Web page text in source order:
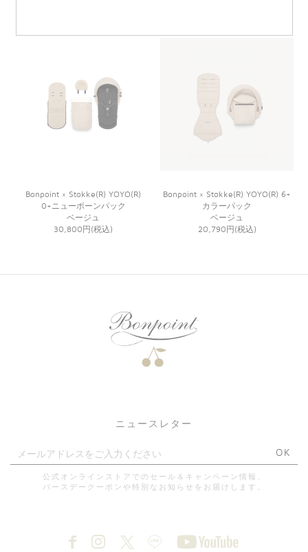
Bonpoint × Stokke(R) YOYO(R)
0+ニューボーンパック
ベージュ
30,800円(税込)
Bonpoint × Stokke(R) YOYO(R) 6+
カラーパック
ベージュ
20,790円(税込)
ニュースレター
OK
公式オンラインストアでのセール＆キャンペーン情報、
バースデークーポンや特別なお知らせをお届けします。